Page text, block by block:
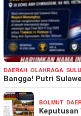
DAERAH OLAHRAGA
Bangga! Putri
BOLMUT
Keputusan